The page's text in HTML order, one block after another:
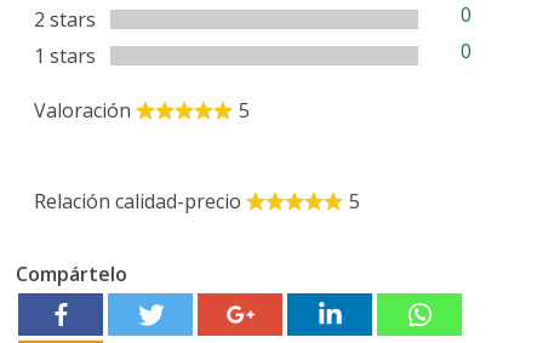
2 stars
0
1 stars
0
Valoración 5
Relación calidad-precio 5
Compártelo